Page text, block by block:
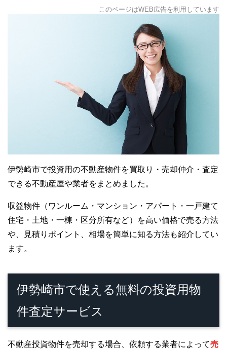
このページはWEB広告を利用しています
伊勢崎市で投資用の不動産物件を買取り・売却仲介・査定
できる不動産屋や業者をまとめました。
収益物件（ワンルーム・マンション・アパート・一戸建て
住宅・土地・一棟・区分所有など）を高い価格で売る方法
や、見積りポイント、相場を簡単に知る方法も紹介してい
ます。
伊勢崎市で使える無料の投資用物
件査定サービス
不動産投資物件を売却する場合、依頼する業者によって売